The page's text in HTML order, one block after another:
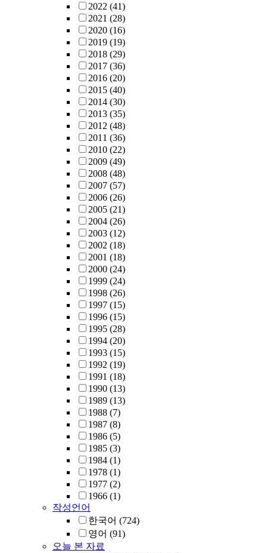
2022 (41)
2021 (28)
2020 (16)
2019 (19)
2018 (29)
2017 (36)
2016 (20)
2015 (40)
2014 (30)
2013 (35)
2012 (48)
2011 (36)
2010 (22)
2009 (49)
2008 (48)
2007 (57)
2006 (26)
2005 (21)
2004 (26)
2003 (12)
2002 (18)
2001 (18)
2000 (24)
1999 (24)
1998 (26)
1997 (15)
1996 (15)
1995 (28)
1994 (20)
1993 (15)
1992 (19)
1991 (18)
1990 (13)
1989 (13)
1988 (7)
1987 (8)
1986 (5)
1985 (3)
1984 (1)
1978 (1)
1977 (2)
1966 (1)
작성언어
한국어 (724)
영어 (91)
오늘 본 자료